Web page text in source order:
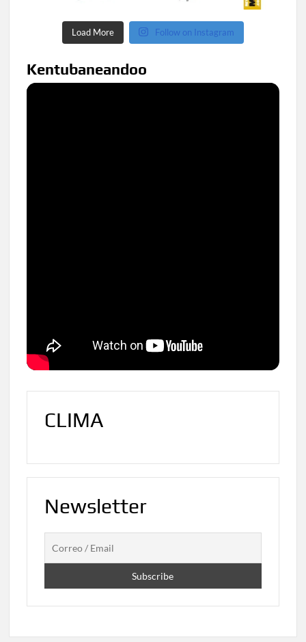
Load More Follow on Instagram
Kentubaneandoo
CLIMA
Newsletter